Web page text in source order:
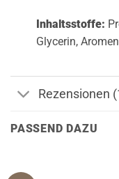
Inhaltsstoffe:
Glycerin,
Rezensionen
PASSEND DAZU